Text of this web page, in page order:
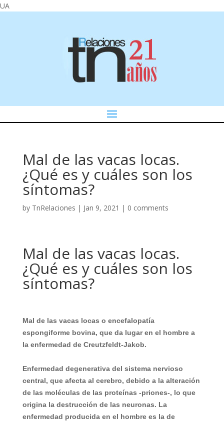
UA
Mal de las vacas locas.
¿Qué es y cuáles son los
síntomas?
by TnRelaciones | Jan 9, 2021 | 0 comments
Mal de las vacas locas.
¿Qué es y cuáles son los
síntomas?
Mal de las vacas locas o encefalopatía
espongiforme bovina, que da lugar en el hombre a
la enfermedad de Creutzfeldt-Jakob.
Enfermedad degenerativa del sistema nervioso
central, que afecta al cerebro, debido a la alteración
de las moléculas de las proteínas -priones-, lo que
origina la destrucción de las neuronas. La
enfermedad producida en el hombre es la de